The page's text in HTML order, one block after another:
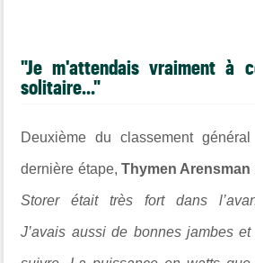
"Je m'attendais vraiment à
solitaire..."
Deuxième du classement
dernière étape,Thymen Arensman
Storer était très fort dans
J’avais aussi de bonnes jambes